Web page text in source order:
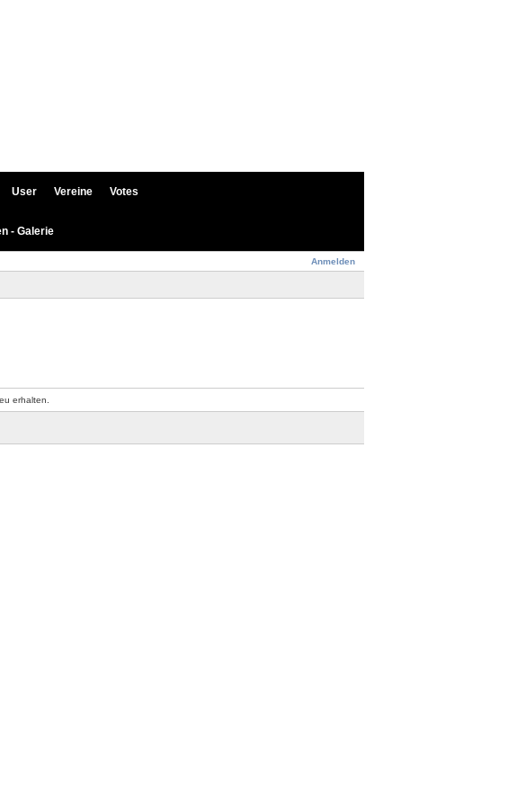
User Vereine Votes
- Galerie
Anmelden
erhalten.